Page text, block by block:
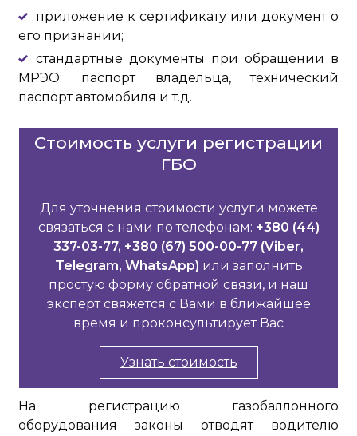
приложение к сертификату или документ о
его признании;
стандартные документы при обращении в
МРЭО: паспорт владельца, технический
паспорт автомобиля и т.д.
Стоимость услуги регистрации
ГБО
Для уточнения стоимости услуги можете
связаться с нами по телефонам: +380 (44)
337-03-77, +380 (67) 500-00-77 (Viber,
Telegram, WhatsApp) или заполнить
простую форму обратной связи, и наш
эксперт свяжется с Вами в ближайшее
время и проконсультирует Вас
Узнать стоимость
На регистрацию газобаллонного
оборудования законы отводят водителю